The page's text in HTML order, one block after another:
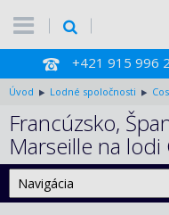
+421 915 996
Úvod Lodné spoločnosti
Francúzsko,
Marseille na lodi